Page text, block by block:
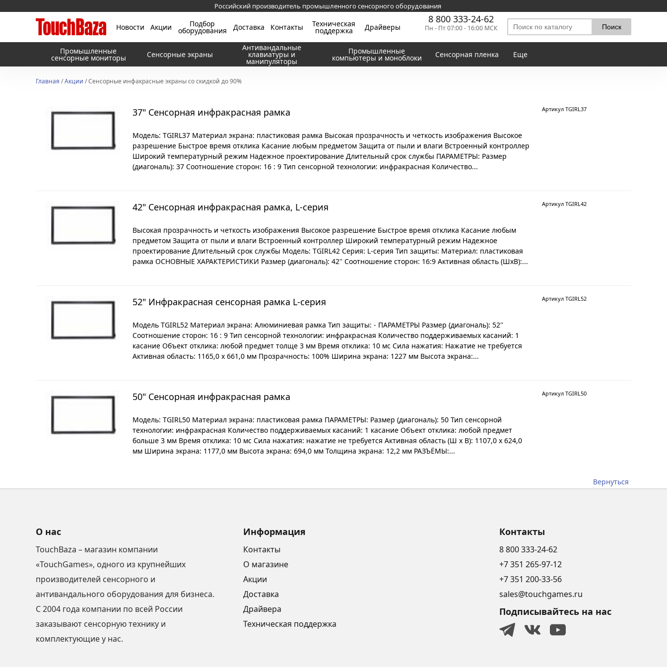
Российский производитель промышленного сенсорного оборудования
Новости Акции Подбор
оборудования Доставка Контакты Техническая
поддержка Драйверы
8 800 333-24-62
Пн - Пт 07:00 - 16:00 МСК
Промышленные
сенсорные мониторы Сенсорные экраны
Антивандальные
клавиатуры и
манипуляторы
Промышленные
компьютеры и моноблоки Сенсорная пленка Еще
Главная /Акции / Сенсорные инфакрасные экраны со скидкой до 90%
37" Сенсорная инфракрасная рамка
Модель: TGIRL37 Материал экрана: пластиковая рамка Высокая прозрачность и четкость изображения Высокое
разрешение Быстрое время отклика Касание любым предметом Защита от пыли и влаги Встроенный контроллер
Широкий температурный режим Надежное проектирование Длительный срок службы ПАРАМЕТРЫ: Размер
(диагональ): 37 Соотношение сторон: 16 : 9 Тип сенсорной технологии: инфракрасная Количество...
Артикул TGIRL37
42" Cенсорная инфракрасная рамка, L-серия
Высокая прозрачность и четкость изображения Высокое разрешение Быстрое время отклика Касание любым
предметом Защита от пыли и влаги Встроенный контроллер Широкий температурный режим Надежное
проектирование Длительный срок службы Модель: TGIRL42 Серия: L-серия Тип защиты: Материал: пластиковая
рамка ОСНОВНЫЕ ХАРАКТЕРИСТИКИ Размер (диагональ): 42'' Соотношение сторон: 16:9 Активная область (ШхВ):...
Артикул TGIRL42
52" Инфракрасная сенсорная рамка L-серия
Модель TGIRL52 Материал экрана: Алюминиевая рамка Тип защиты: - ПАРАМЕТРЫ Размер (диагональ): 52''
Соотношение сторон: 16 : 9 Тип сенсорной технологии: инфракрасная Количество поддерживаемых касаний: 1
касание Объект отклика: любой предмет толще 3 мм Время отклика: 10 мс Сила нажатия: Нажатие не требуется
Активная область: 1165,0 x 661,0 мм Прозрачность: 100% Ширина экрана: 1227 мм Высота экрана:...
Артикул TGIRL52
50" Сенсорная инфракрасная рамка
Модель: TGIRL50 Материал экрана: пластиковая рамка ПАРАМЕТРЫ: Размер (диагональ): 50 Тип сенсорной
технологии: инфракрасная Количество поддерживаемых касаний: 1 касание Объект отклика: любой предмет
больше 3 мм Время отклика: 10 мс Сила нажатия: нажатие не требуется Активная область (Ш x В): 1107,0 x 624,0
мм Ширина экрана: 1177,0 мм Высота экрана: 694,0 мм Толщина экрана: 12,2 мм РАЗЪЁМЫ:...
Артикул TGIRL50
Вернуться
О нас
TouchBaza – магазин компании
«TouchGames», одного из крупнейших
производителей сенсорного и
антивандального оборудования для бизнеса.
С 2004 года компании по всей России
заказывают сенсорную технику и
комплектующие у нас.
Информация
Контакты
О магазине
Акции
Доставка
Драйвера
Техническая поддержка
Контакты
8 800 333-24-62
+7 351 265-97-12
+7 351 200-33-56
sales@touchgames.ru
Подписывайтесь на нас